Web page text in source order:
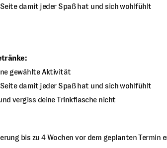
damit jeder Spaß hat und sich wohlfühlt
gewählte Aktivität
damit jeder Spaß hat und sich wohlfühlt
vergiss deine Trinkflasche nicht
bis zu 4 Wochen vor dem geplanten Termin